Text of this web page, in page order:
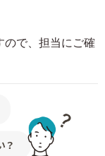
で、担当にご確